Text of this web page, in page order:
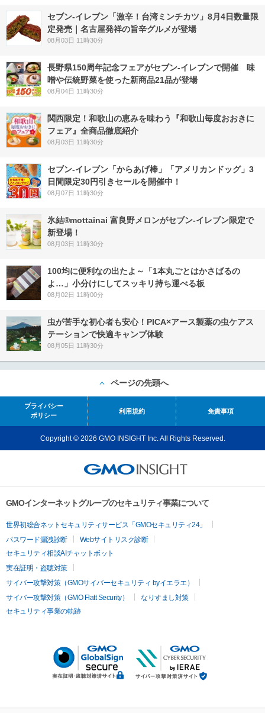
セブン-イレブン「激辛！台湾ミンチカツ」8月4日数量限
定発売｜名古屋発祥の旨辛グルメが登場
08月03日 11時30分
長野県150周年記念フェアがセブン-イレブンで開催 味
噌や伝統野菜を使った新商品21品が登場
08月04日 11時30分
関西限定！和歌山の恵みを味わう『和歌山毎度おおきに
フェア』全商品徹底紹介
08月03日 11時30分
セブン‐イレブン「からあげ棒」「アメリカンドッグ」3
日間限定30円引きセールを開催中！
08月07日 11時30分
氷結®mottainai 富良野メロンがセブン‐イレブン限定で
新登場！
08月03日 11時30分
100均に便利なの出たよ～「1本丸ごとはかさばるの
よ…」小分けにしてスッキリ持ち運べる板
08月02日 11時00分
虫が苦手な初心者も安心！PICA×アース製薬の虫ケアス
テーションで快適キャンプ体験
08月05日 11時30分
ページの先頭へ
プライバシー
ポリシー
利用規約 免責事項
Copyright © 2026 GMO INSIGHT Inc. All Rights Reserved.
GMOインターネットグループのセキュリティ事業について
世界初総合ネットセキュリティサービス「GMOセキュリティ24」
パスワード漏洩診断
Webサイトリスク診断
セキュリティ相談AIチャットボット
実在証明・盗聴対策
サイバー攻撃対策（GMOサイバーセキュリティ byイエラエ）
サイバー攻撃対策（GMO Flatt Security）
なりすまし対策
セキュリティ事業の軌跡